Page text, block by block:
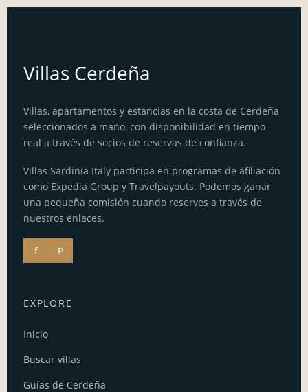
Villas Cerdeña
Villas, apartamentos y estancias en la costa de Cerdeña
seleccionados a mano, con disponibilidad en tiempo
real a través de socios de reservas de confianza.
Villas Sardinia Italy participa en programas de afiliación
como Expedia Group y Travelpayouts. Podemos ganar
una pequeña comisión cuando reserves a través de
nuestros enlaces.
f P
EXPLORE
Inicio
Buscar villas
Guías de Cerdeña